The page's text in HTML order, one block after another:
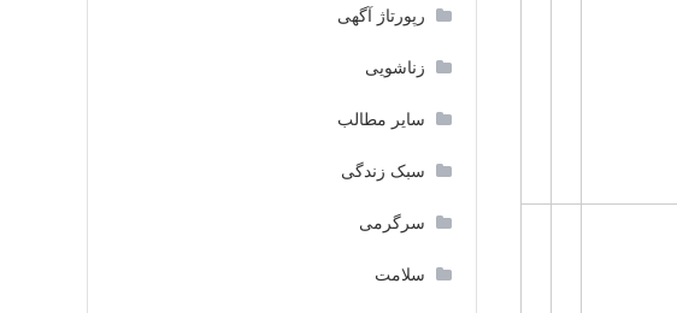
رپورتاژ آگهی
زناشویی
سایر مطالب
سبک زندگی
سرگرمی
سلامت